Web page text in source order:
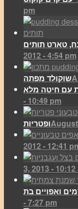
pm
2012 - 4:54 pm
שוקולד מפתה
- 10:49 pm
ופטריות
2012 - 12:41
3, 2013 - 10:12
- 7:27 pm